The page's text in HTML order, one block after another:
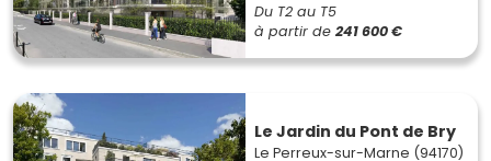
Du T2 au T5
à partir de 241 600 €
Le Jardin du Pont de Bry
Le Perreux-sur-Marne (94170)